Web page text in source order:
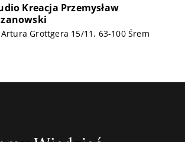
Kreacja Przemysław
Grottgera 15/11, 63-100 Śrem